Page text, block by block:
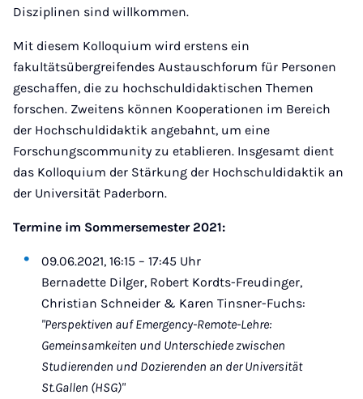
Disziplinen sind willkommen.
Mit diesem Kolloquium wird erstens ein
fakultätsübergreifendes Austauschforum für Personen
geschaffen, die zu hochschuldidaktischen Themen
forschen. Zweitens können Kooperationen im Bereich
der Hochschuldidaktik angebahnt, um eine
Forschungscommunity zu etablieren. Insgesamt dient
das Kolloquium der Stärkung der Hochschuldidaktik an
der Universität Paderborn.
Termine im Sommersemester 2021:
09.06.2021, 16:15 – 17:45 Uhr
Bernadette Dilger, Robert Kordts-Freudinger,
Christian Schneider & Karen Tinsner-Fuchs:
"Perspektiven auf Emergency-Remote-Lehre:
Gemeinsamkeiten und Unterschiede zwischen
Studierenden und Dozierenden an der Universität
St.Gallen (HSG)"